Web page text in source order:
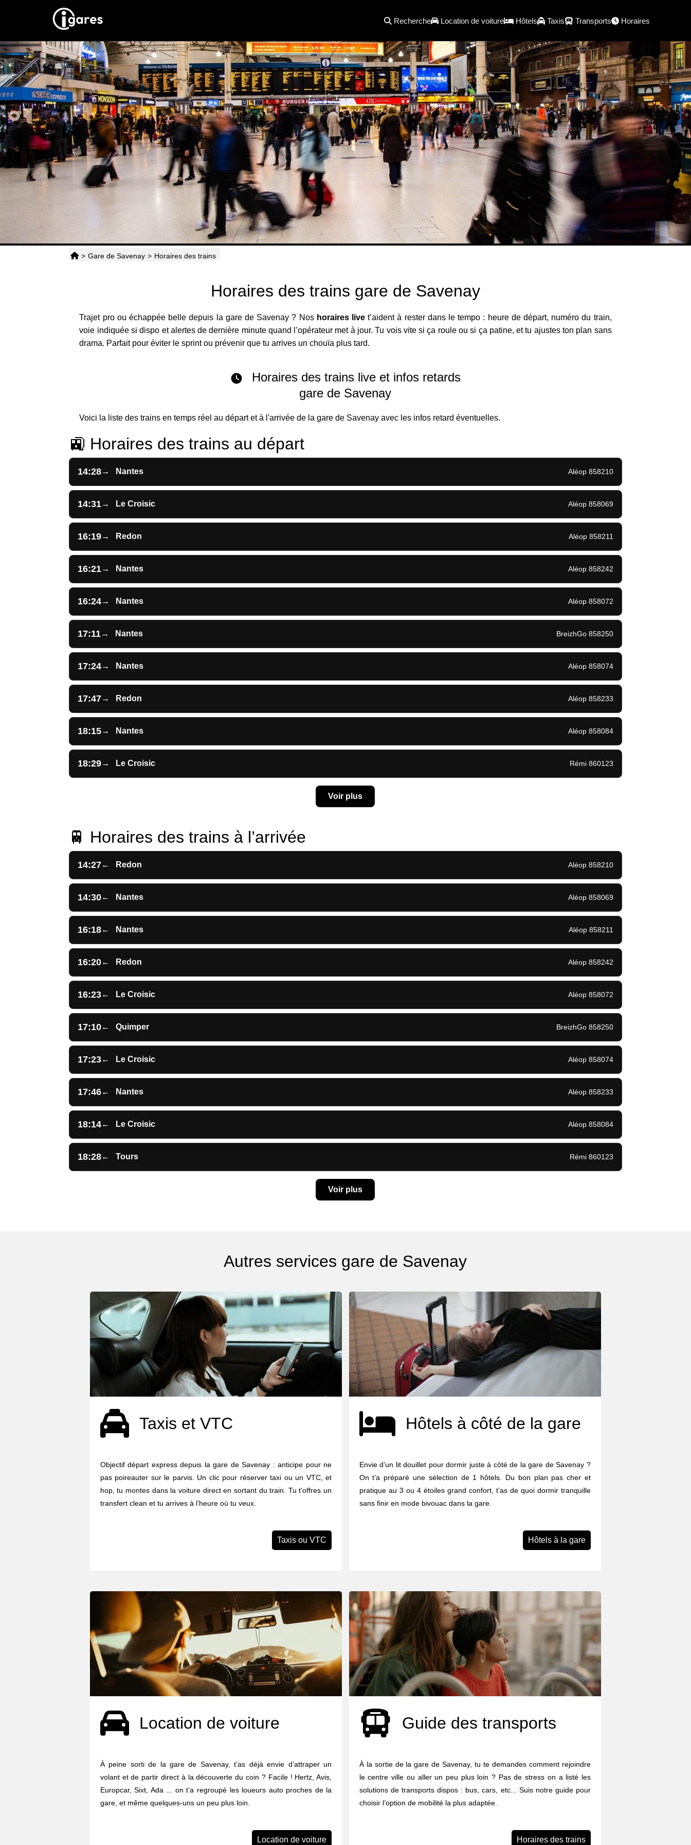
Recherche Location de voiture Hôtels Taxis Transports Horaires
> Gare de Savenay > Horaires des trains
Horaires des trains gare de Savenay
Trajet pro ou échappée belle depuis la gare de Savenay ? Nos horaires live t’aident à rester dans le tempo : heure de départ, numéro du train,
voie indiquée si dispo et alertes de dernière minute quand l’opérateur met à jour. Tu vois vite si ça roule ou si ça patine, et tu ajustes ton plan sans
drama. Parfait pour éviter le sprint ou prévenir que tu arrives un chouïa plus tard.
Horaires des trains live et infos retards
gare de Savenay
Voici la liste des trains en temps réel au départ et à l'arrivée de la gare de Savenay avec les infos retard éventuelles.
🚉 Horaires des trains au départ
14:28→ Nantes Aléop 858210
14:31→ Le Croisic Aléop 858069
16:19→ Redon Aléop 858211
16:21→ Nantes Aléop 858242
16:24→ Nantes Aléop 858072
17:11→ Nantes BreizhGo 858250
17:24→ Nantes Aléop 858074
17:47→ Redon Aléop 858233
18:15→ Nantes Aléop 858084
18:29→ Le Croisic Rémi 860123
Voir plus
🚆 Horaires des trains à l’arrivée
14:27← Redon Aléop 858210
14:30← Nantes Aléop 858069
16:18← Nantes Aléop 858211
16:20← Redon Aléop 858242
16:23← Le Croisic Aléop 858072
17:10← Quimper BreizhGo 858250
17:23← Le Croisic Aléop 858074
17:46← Nantes Aléop 858233
18:14← Le Croisic Aléop 858084
18:28← Tours Rémi 860123
Voir plus
Autres services gare de Savenay
Taxis et VTC
Objectif départ express depuis la gare de Savenay : anticipe pour ne
pas poireauter sur le parvis. Un clic pour réserver taxi ou un VTC, et
hop, tu montes dans la voiture direct en sortant du train. Tu t'offres un
transfert clean et tu arrives à l’heure où tu veux.
Taxis ou VTC
Hôtels à côté de la gare
Envie d’un lit douillet pour dormir juste à côté de la gare de Savenay ?
On t’a préparé une sélection de 1 hôtels. Du bon plan pas cher et
pratique au 3 ou 4 étoiles grand confort, t’as de quoi dormir tranquille
sans finir en mode bivouac dans la gare.
Hôtels à la gare
Location de voiture
À peine sorti de la gare de Savenay, t’as déjà envie d’attraper un
volant et de partir direct à la découverte du coin ? Facile ! Hertz, Avis,
Europcar, Sixt, Ada ... on t’a regroupé les loueurs auto proches de la
gare, et même quelques-uns un peu plus loin.
Location de voiture
Guide des transports
À la sortie de la gare de Savenay, tu te demandes comment rejoindre
le centre ville ou aller un peu plus loin ? Pas de stress on a listé les
solutions de transports dispos : bus, cars, etc... Suis notre guide pour
choisir l’option de mobilité la plus adaptée.
Horaires des trains